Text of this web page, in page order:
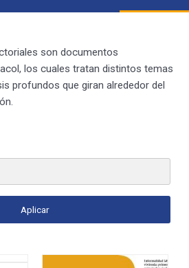
son documentos
los cuales tratan distintos temas
profundos que giran alrededor del